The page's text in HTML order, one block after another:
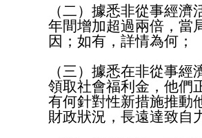
（二）據悉非從事經
年間增加超過兩倍，當
因；如有，詳情為何；
（三）據悉在非從事
領取社會福利金，他們
有何針對性新措施推動
財政狀況，長遠達致自